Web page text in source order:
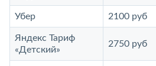
Убер 2100 руб
Яндекс Тариф
«Детский»
2750 руб